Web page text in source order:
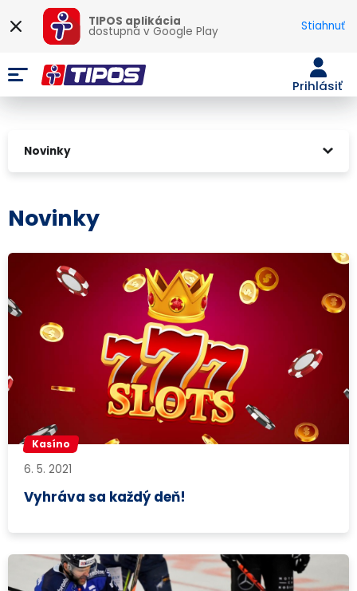
TIPOS aplikácia
dostupná vGoogle Play Stiahnuť
Prihlásiť
Novinky
Novinky
Kasíno
6. 5. 2021
Vyhráva sa každý deň!